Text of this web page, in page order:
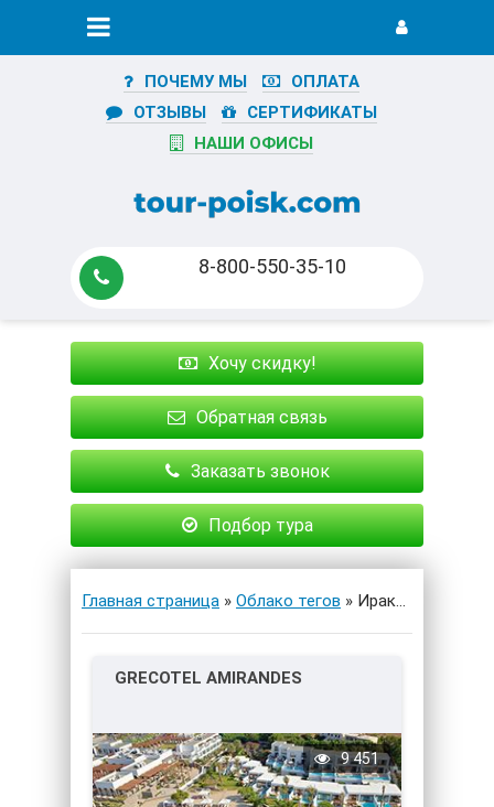
ПОЧЕМУ МЫ
ОПЛАТА
ОТЗЫВЫ
СЕРТИФИКАТЫ
НАШИ ОФИСЫ
8-800-550-35-10
Хочу скидку!
Обратная связь
Заказать звонок
Подбор тура
Главная страница » Облако тегов » Ираклион
GRECOTEL AMIRANDES
9 451